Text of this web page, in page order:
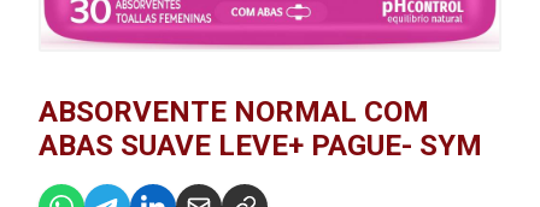
ABSORVENTE NORMAL COM
ABAS SUAVE LEVE+ PAGUE- SYM